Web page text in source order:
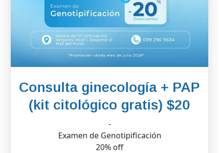
Consulta ginecología + PAP
(kit citológico gratis) $20
-
Examen de Genotipificación
20% off